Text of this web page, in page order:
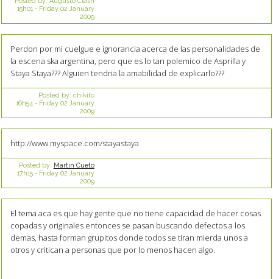
15h01 - Friday 02 January
2009
Perdon por mi cuelgue e ignorancia acerca de las personalidades de
la escena ska argentina, pero que es lo tan polemico de Asprilla y
Staya Staya??? Alguien tendria la amabilidad de explicarlo???
Posted by: chikito
16h54 - Friday 02 January
2009
http://www.myspace.com/stayastaya
Posted by: Martin Cueto
17h15- Friday 02 January
2009
El tema aca es que hay gente que no tiene capacidad de hacer cosas
copadas y originales entonces se pasan buscando defectos a los
demas, hasta forman grupitos donde todos se tiran mierda unos a
otros y critican a personas que por lo menos hacen algo.